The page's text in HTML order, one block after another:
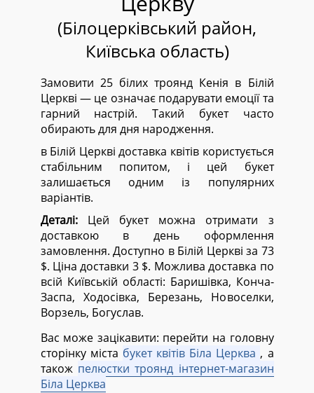
(Білоцерківський район,
Київська область)
Замовити 25 білих троянд Кенія в Білій
Церкві — це означає подарувати емоції та
гарний настрій. Такий букет часто
обирають для дня народження.
в Білій Церкві доставка квітів користується
стабільним попитом, і цей букет
залишається одним із популярних
варіантів.
Деталі:Цей букет можна отримати з
доставкою в день оформлення
замовлення. Доступно в Білій Церкві за 73
$. Ціна доставки 3 $. Можлива доставка по
всій Київській області: Баришівка, Конча-
Заспа, Ходосівка, Березань, Новоселки,
Ворзель, Богуслав.
Вас може зацікавити: перейти на головну
сторінку міста букет квітів Біла Церква , а
також пелюстки троянд інтернет-магазин
Біла Церква